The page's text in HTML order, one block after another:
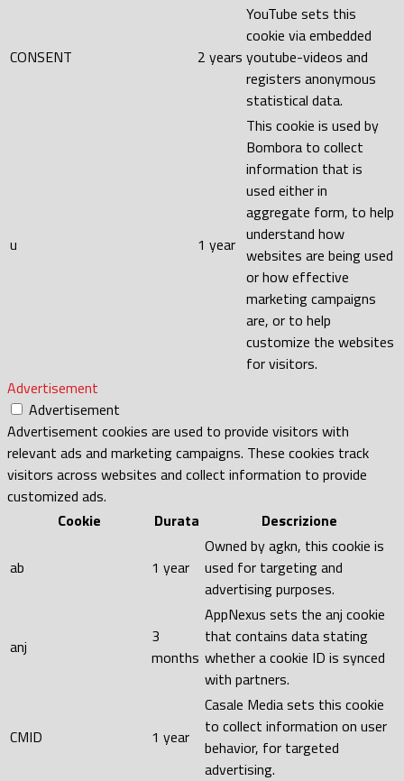
CONSENT 2 years
YouTube sets this
cookie via embedded
youtube-videos and
registers anonymous
statistical data.
u 1 year
This cookie is used by
Bombora to collect
information that is
used either in
aggregate form, to help
understand how
websites are being used
or how effective
marketing campaigns
are, or to help
customize the websites
for visitors.
Advertisement
Advertisement
Advertisement cookies are used to provide visitors with
relevant ads and marketing campaigns. These cookies track
visitors across websites and collect information to provide
customized ads.
Cookie
Durata Descrizione
ab 1 year
Owned by agkn, this cookie is
used for targeting and
advertising purposes.
anj
3
months
AppNexus sets the anj cookie
that contains data stating
whether a cookie ID is synced
with partners.
CMID 1 year
Casale Media sets this cookie
to collect information on user
behavior, for targeted
advertising.